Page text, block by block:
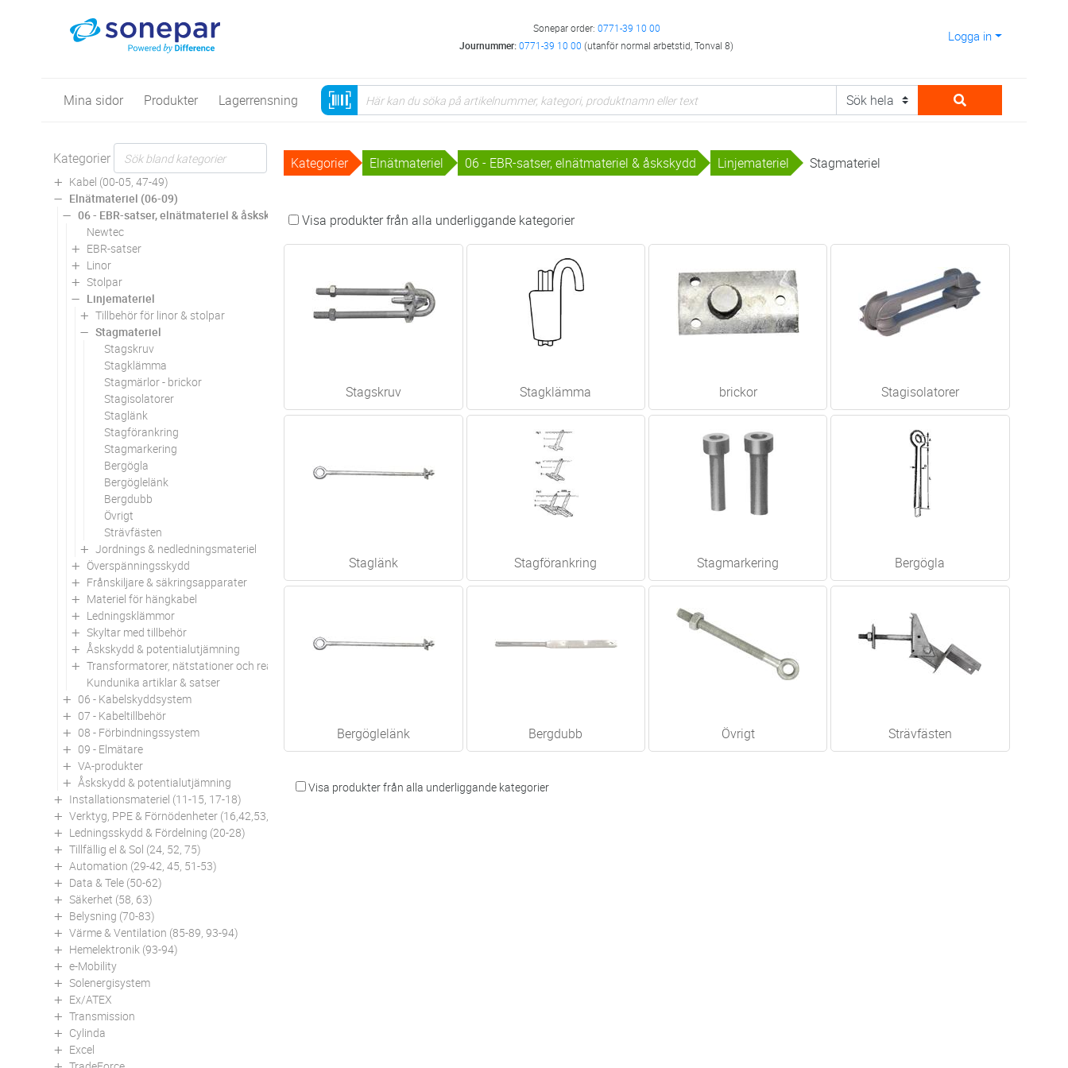
Sonepar order: 0771-39 10 00
Journummer:0771-39 10 00 (utanför normal arbetstid, Tonval 8)
Logga in
Mina sidor Produkter Lagerrensning
Kategorier
Kabel (00-05, 47-49)
Elnätmateriel (06-09)
06 - EBR-satser, elnätmateriel & åskskydd
Newtec
EBR-satser
Linor
Stolpar
Linjemateriel
Tillbehör för linor & stolpar
Stagmateriel
Stagskruv
Stagklämma
Stagmärlor - brickor
Stagisolatorer
Staglänk
Stagförankring
Stagmarkering
Bergögla
Bergöglelänk
Bergdubb
Övrigt
Strävfästen
Jordnings & nedledningsmateriel
Överspänningsskydd
Frånskiljare & säkringsapparater
Materiel för hängkabel
Ledningsklämmor
Skyltar med tillbehör
Åskskydd & potentialutjämning
Transformatorer, nätstationer och reaktorer
Kundunika artiklar & satser
06 - Kabelskyddsystem
07 - Kabeltillbehör
08 - Förbindningssystem
09 - Elmätare
VA-produkter
Åskskydd & potentialutjämning
Installationsmateriel (11-15, 17-18)
Verktyg, PPE & Förnödenheter (16,42,53,94)
Ledningsskydd & Fördelning (20-28)
Tillfällig el & Sol (24, 52, 75)
Automation (29-42, 45, 51-53)
Data & Tele (50-62)
Säkerhet (58, 63)
Belysning (70-83)
Värme & Ventilation (85-89, 93-94)
Hemelektronik (93-94)
e-Mobility
Solenergisystem
Ex/ATEX
Transmission
Cylinda
Excel
Kategorier Elnätmateriel 06 - EBR-satser, elnätmateriel & åskskydd Linjemateriel Stagmateriel
Visa produkter från alla underliggande kategorier
Stagskruv Stagklämma brickor Stagisolatorer
Staglänk Stagförankring Stagmarkering Bergögla
Bergöglelänk Bergdubb Övrigt Strävfästen
Visa produkter från alla underliggande kategorier